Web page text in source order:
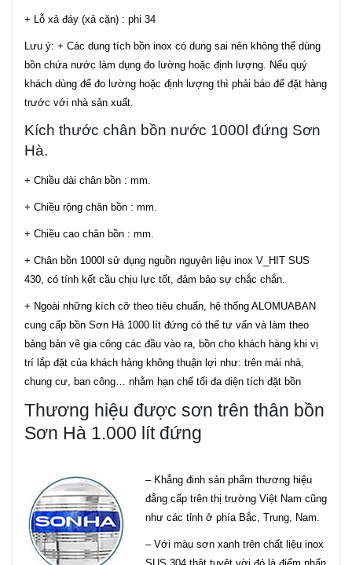
+ Lỗ xả đáy (xả cặn) : phi 34
Lưu ý: + Các dung tích bồn inox có dung sai nên không thể dùng
bồn chứa nước làm dụng đo lường hoặc định lượng. Nếu quý
khách dùng để đo lường hoặc định lượng thì phải báo để đặt hàng
trước với nhà sản xuất.
Kích thước chân bồn nước 1000l đứng Sơn
Hà.
+ Chiều dài chân bồn : mm.
+ Chiều rộng chân bồn : mm.
+ Chiều cao chân bồn : mm.
+ Chân bồn 1000l sử dụng nguồn nguyên liệu inox V_HIT SUS
430, có tính kết cầu chịu lực tốt, đảm bảo sự chắc chắn.
+ Ngoài những kích cỡ theo tiêu chuẩn, hệ thống ALOMUABAN
cung cấp bồn Sơn Hà 1000 lít đứng có thể tư vấn và làm theo
bảng bản vẽ gia công các đầu vào ra, bồn cho khách hàng khi vị
trí lắp đặt của khách hàng không thuận lợi như: trên mái nhà,
chung cư, ban công… nhằm hạn chế tối đa diện tích đặt bồn
Thương hiệu được sơn trên thân bồn
Sơn Hà 1.000 lít đứng
– Khẳng đinh sản phẩm thương hiệu
đẳng cấp trên thị trường Việt Nam cũng
như các tỉnh ở phía Bắc, Trung, Nam.
– Với màu sơn xanh trên chất liệu inox